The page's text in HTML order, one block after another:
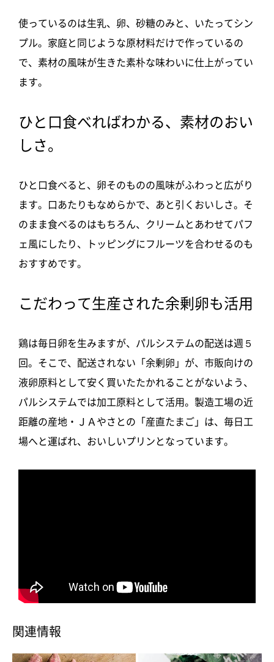
使っているのは生乳、卵、砂糖のみと、いたってシン
プル。家庭と同じような原材料だけで作っているの
で、素材の風味が生きた素朴な味わいに仕上がってい
ます。
ひと口食べればわかる、素材のおい
しさ。
ひと口食べると、卵そのものの風味がふわっと広がり
ます。口あたりもなめらかで、あと引くおいしさ。そ
のまま食べるのはもちろん、クリームとあわせてパフ
ェ風にしたり、トッピングにフルーツを合わせるのも
おすすめです。
こだわって生産された余剰卵も活用
鶏は毎日卵を生みますが、パルシステムの配送は週５
回。そこで、配送されない「余剰卵」が、市販向けの
液卵原料として安く買いたたかれることがないよう、
パルシステムでは加工原料として活用。製造工場の近
距離の産地・ＪＡやさとの「産直たまご」は、毎日工
場へと運ばれ、おいしいプリンとなっています。
関連情報